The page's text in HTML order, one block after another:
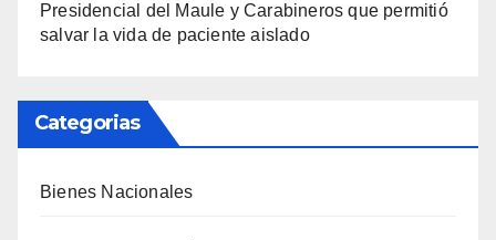
Presidencial del Maule y Carabineros que permitió
salvar la vida de paciente aislado
Categorias
Bienes Nacionales